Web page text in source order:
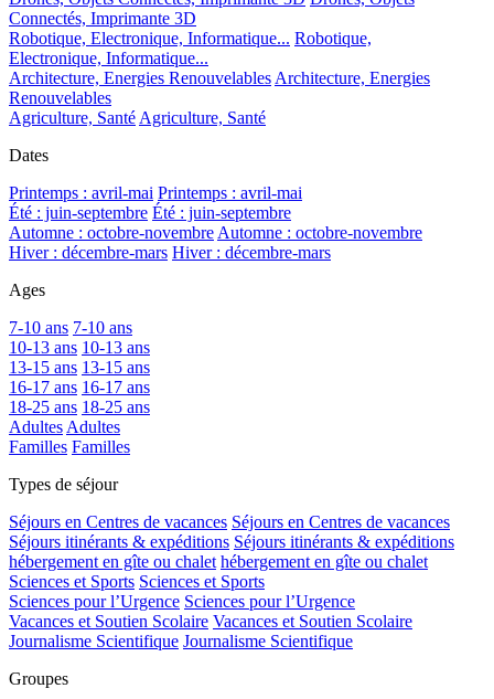
Connectés, Imprimante 3D
Robotique, Electronique, Informatique... Robotique,
Electronique, Informatique...
Architecture, Energies Renouvelables Architecture, Energies
Renouvelables
Agriculture, Santé Agriculture, Santé
Dates
Printemps : avril-mai Printemps : avril-mai
Été : juin-septembre Été : juin-septembre
Automne : octobre-novembre Automne : octobre-novembre
Hiver : décembre-mars Hiver : décembre-mars
Ages
7-10 ans 7-10 ans
10-13 ans 10-13 ans
13-15 ans 13-15 ans
16-17 ans 16-17 ans
18-25 ans 18-25 ans
Adultes Adultes
Familles Familles
Types de séjour
Séjours en Centres de vacances Séjours en Centres de vacances
Séjours itinérants & expéditions Séjours itinérants & expéditions
hébergement en gîte ou chalet hébergement en gîte ou chalet
Sciences et Sports Sciences et Sports
Sciences pour l’Urgence Sciences pour l’Urgence
Vacances et Soutien Scolaire Vacances et Soutien Scolaire
Journalisme Scientifique Journalisme Scientifique
Groupes